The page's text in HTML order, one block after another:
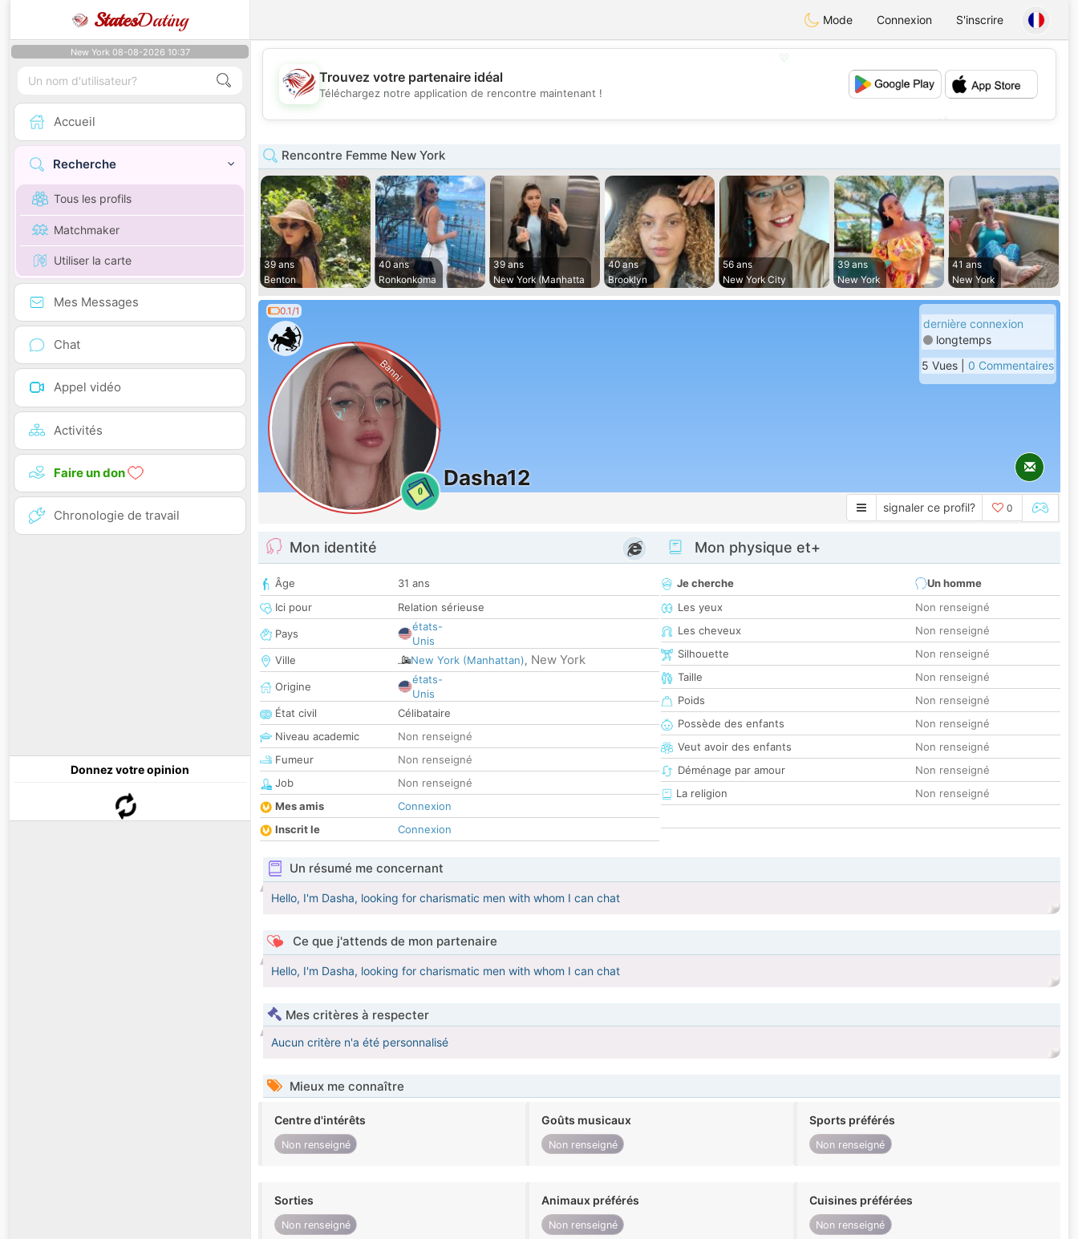
StatesDating Mode Connexion S'inscrire
New York 08-08-2026 10:37
Accueil
Recherche
Tous les profils
Matchmaker
Utiliser la carte
Mes Messages
Chat
Appel vidéo
Activités
Faire un don
Chronologie de travail
Donnez votre opinion
💕
Trouvez votre partenaire idéal
Téléchargez notre application de rencontre maintenant !
Rencontre Femme New York
39 ans
Benton
40 ans
Ronkonkoma
39 ans
New York (Manhatta
40 ans
Brooklyn
56 ans
New York City
39 ans
New York
41 ans
New York
0.1/1
0
Banni
Dasha12
dernière connexion
longtemps
5 Vues | 0 Commentaires
signaler ce profil? 0
Mon identité
Âge
31 ans
Ici pour
Relation sérieuse
Pays
états-
Unis
Ville
New York (Manhattan), New York
Origine
états-
Unis
État civil
Célibataire
Niveau academic
Non renseigné
Fumeur
Non renseigné
Job
Non renseigné
Mes amis
Connexion
Inscrit le
Connexion
Mon physique et+
Je cherche
Un homme
Les yeux
Non renseigné
Les cheveux
Non renseigné
Silhouette
Non renseigné
Taille
Non renseigné
Poids
Non renseigné
Possède des enfants
Non renseigné
Veut avoir des enfants
Non renseigné
Déménage par amour
Non renseigné
La religion
Non renseigné
Un résumé me concernant
Hello, I'm Dasha, looking for charismatic men with whom I can chat
Ce que j'attends de mon partenaire
Hello, I'm Dasha, looking for charismatic men with whom I can chat
Mes critères à respecter
Aucun critère n'a été personnalisé
Mieux me connaître
Centre d'intérêts
Non renseigné
Goûts musicaux
Non renseigné
Sports préférés
Non renseigné
Sorties
Non renseigné
Animaux préférés
Non renseigné
Cuisines préférées
Non renseigné